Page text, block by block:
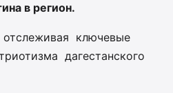
в регион.
отслеживая ключевые
дагестанского